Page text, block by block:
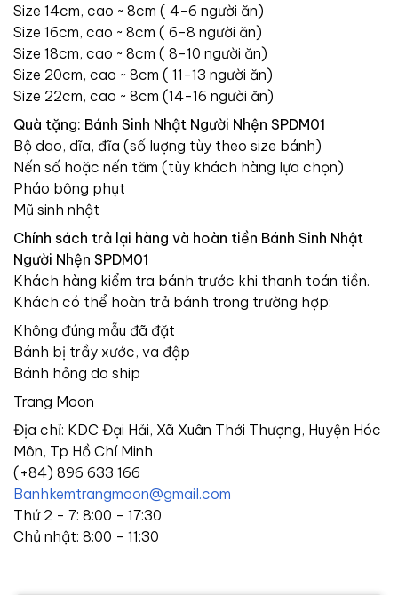
Size 14cm, cao ~ 8cm ( 4-6 người ăn)
Size 16cm, cao ~ 8cm ( 6-8 người ăn)
Size 18cm, cao ~ 8cm ( 8-10 người ăn)
Size 20cm, cao ~ 8cm ( 11-13 người ăn)
Size 22cm, cao ~ 8cm (14-16 người ăn)
Quà tặng: Bánh Sinh Nhật Người Nhện SPDM01
Bộ dao, dĩa, đĩa (số luợng tùy theo size bánh)
Nến số hoặc nến tăm (tùy khách hàng lựa chọn)
Pháo bông phụt
Mũ sinh nhật
Chính sách trả lại hàng và hoàn tiền Bánh Sinh Nhật
Người Nhện SPDM01
Khách hàng kiểm tra bánh trước khi thanh toán tiền.
Khách có thể hoàn trả bánh trong trường hợp:
Không đúng mẫu đã đặt
Bánh bị trầy xước, va đập
Bánh hỏng do ship
Trang Moon
Địa chỉ: KDC Đại Hải, Xã Xuân Thới Thượng, Huyện Hóc
Môn, Tp Hồ Chí Minh
(+84) 896 633 166
Banhkemtrangmoon@gmail.com
Thứ 2 - 7: 8:00 - 17:30
Chủ nhật: 8:00 - 11:30